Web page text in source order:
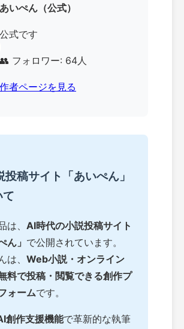
あいぺん（公式）
公式です
👥 フォロワー: 64人
作者ページを見る
投稿サイト「あいぺん」
て
は、 AI時代の小説投稿サイト
ん」 で公開されています。
は、 Web小説・オンライン
料で投稿・閲覧できる創作プ
ォームです。
創作支援機能で革新的な執筆